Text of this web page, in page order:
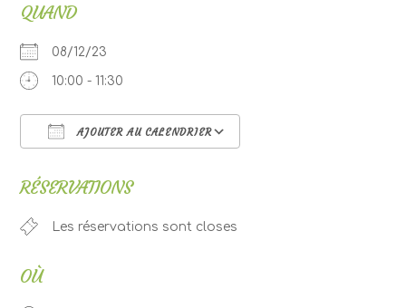
QUAND
08/12/23
10:00 - 11:30
AJOUTER AU CALENDRIER
RÉSERVATIONS
Les réservations sont closes
OÙ